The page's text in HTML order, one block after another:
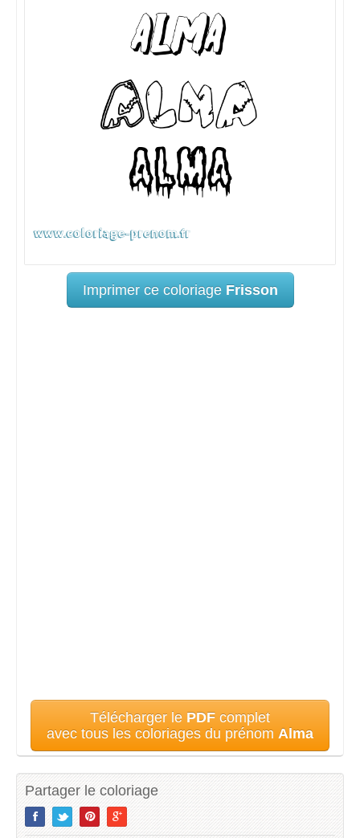
Imprimer ce coloriage Frisson
Télécharger le PDF complet
avec tous les coloriages du prénom Alma
Partager le coloriage